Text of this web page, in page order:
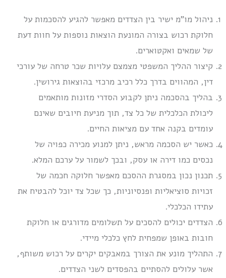
ניהול מו”מ ישיר בין הצדדים מאפשר להגיע להסכמות על
חלוקת רכוש בצורה המונעת הוצאות נוספות על חוות דעת
של שמאים ואקטוארים.
קיצור ההליך המשפטי מצמצם עלויות שכר טרחה של עורכי
דין, המהווים בדרך כלל רכיב מרכזי בהוצאות גירושין.
בהליך בהסכמה ניתן לקבוע הסדרי מזונות מותאמים
ליכולת הכלכלית של כל צד, תוך מניעת חיובים שאינם
עומדים בקנה אחד עם מציאות החיים.
כאשר יש הסכמה מראש, ניתן למנוע מכירה כפויה של
נכסים כמו דירה או עסק, ובכך לשמור על ערכם המלא.
תכנון נכון במסגרת ההסכם מאפשר חלוקה חכמה של
זכויות סוציאליות ופנסיוניות, כך שכל צד יוכל להבטיח את
עתידו הכלכלי.
הצדדים יכולים להסכים על תשלומים מדורגים או חלוקת
חובות באופן שמפחית לחץ כלכלי מיידי.
התהליך מונע את הצורך במאבקים יקרים על רכוש משותף,
אשר עלולים להסתיים בהפסדים לשני הצדדים.